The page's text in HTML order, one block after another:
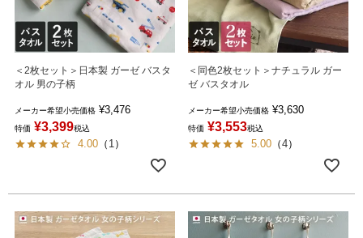
＜2枚セット＞日本製 ガーゼ バスタ
オル 男の子柄
メーカー希望小売価格 ¥3,476
特価 ¥3,399税込
4.00 （ 1）
＜同色2枚セット＞ナチュラル ガー
ゼ バスタオル
メーカー希望小売価格 ¥3,630
特価 ¥3,553税込
5.00 （4）